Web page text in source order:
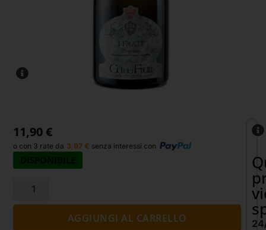
11,90 €
o con 3 rate da 3,97 € senza interessi con
DISPONIBILE
AGGIUNGI AL CARRELLO